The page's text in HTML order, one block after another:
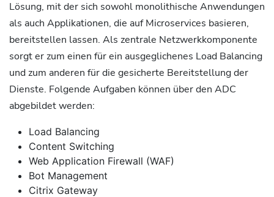
Lösung, mit der sich sowohl monolithische Anwendungen
als auch Applikationen, die auf Microservices basieren,
bereitstellen lassen. Als zentrale Netzwerkkomponente
sorgt er zum einen für ein ausgeglichenes Load Balancing
und zum anderen für die gesicherte Bereitstellung der
Dienste. Folgende Aufgaben können über den ADC
abgebildet werden:
Load Balancing
Content Switching
Web Application Firewall (WAF)
Bot Management
Citrix Gateway